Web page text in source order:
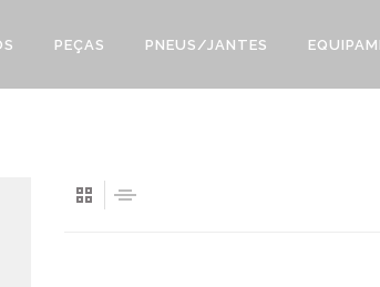
PEÇAS PNEUS/JANTES